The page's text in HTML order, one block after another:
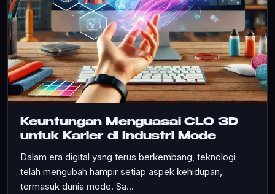
Keuntungan Menguasai CLO 3D
untuk Karier di Industri Mode
Dalam era digital yang terus berkembang, teknologi
telah mengubah hampir setiap aspek kehidupan,
termasuk dunia mode. Sa...